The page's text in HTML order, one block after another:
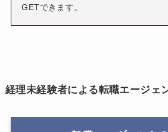
GETできます。
経理未経験者による転職エージェ